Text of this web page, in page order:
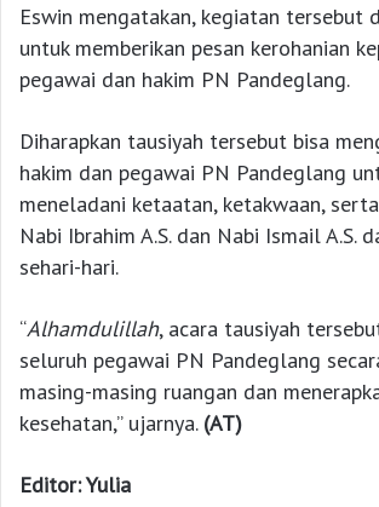
Eswin mengatakan, kegiatan tersebut
untuk memberikan pesan kerohanian
pegawai dan hakim PN Pandeglang.
Diharapkan tausiyah tersebut bisa
hakim dan pegawai PN Pandeglang
meneladani ketaatan, ketakwaan,
Nabi Ibrahim A.S. dan Nabi Ismail A.S.
sehari-hari.
“Alhamdulillah, acara tausiyah
seluruh pegawai PN Pandeglang
masing-masing ruangan dan
kesehatan,” ujarnya. (AT)
Editor: Yulia